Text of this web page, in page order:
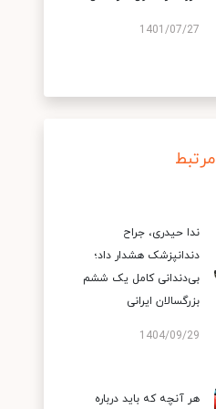
1401/07/27
مرتبط
ندا حیدری، جراح
دندانپزشک هشدار داد؛
بی‌دندانی کامل یک ششم
بزرگسالان ایرانی
1404/09/29
هر آنچه که باید درباره